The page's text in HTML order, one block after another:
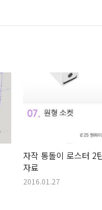
자작 통돌이 로스터 2
자료
2016.01.27